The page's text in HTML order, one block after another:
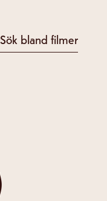
Sök bland filmer